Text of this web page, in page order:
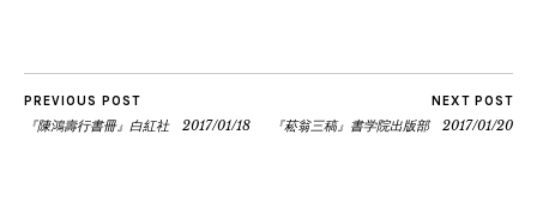
PREVIOUS POST
『陳鴻壽行書冊』白紅社 2017/01/18
NEXT POST
『菘翁三稿』書学院出版部 2017/01/20